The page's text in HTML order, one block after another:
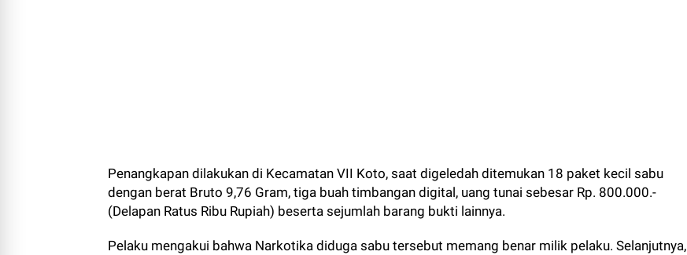
Penangkapan dilakukan di Kecamatan VII Koto, saat digeledah ditemukan 18 paket kecil sabu
dengan berat Bruto 9,76 Gram, tiga buah timbangan digital, uang tunai sebesar Rp. 800.000.-
(Delapan Ratus Ribu Rupiah) beserta sejumlah barang bukti lainnya.
Pelaku mengakui bahwa Narkotika diduga sabu tersebut memang benar milik pelaku. Selanjutnya,